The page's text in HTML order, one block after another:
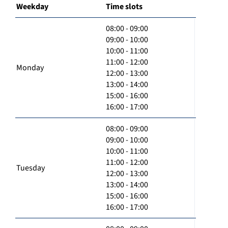
Weekday Time slots
Monday
08:00 - 09:00
09:00 - 10:00
10:00 - 11:00
11:00 - 12:00
12:00 - 13:00
13:00 - 14:00
15:00 - 16:00
16:00 - 17:00
Tuesday
08:00 - 09:00
09:00 - 10:00
10:00 - 11:00
11:00 - 12:00
12:00 - 13:00
13:00 - 14:00
15:00 - 16:00
16:00 - 17:00